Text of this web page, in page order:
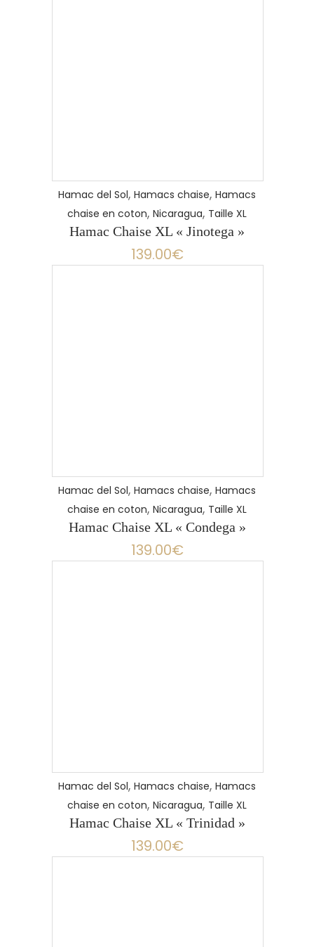
Hamac del Sol, Hamacs chaise, Hamacs
chaise en coton, Nicaragua, Taille XL
Hamac Chaise XL « Jinotega »
139.00€
Hamac del Sol, Hamacs chaise, Hamacs
chaise en coton, Nicaragua, Taille XL
Hamac Chaise XL « Condega »
139.00€
Hamac del Sol, Hamacs chaise, Hamacs
chaise en coton, Nicaragua, Taille XL
Hamac Chaise XL « Trinidad »
139.00€